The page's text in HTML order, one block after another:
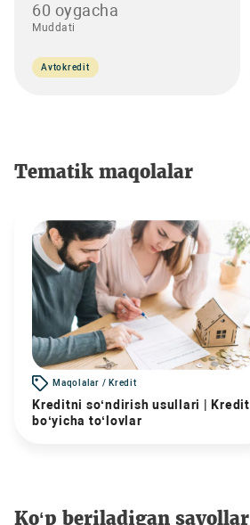
60 oygacha
Muddati
Avtokredit
Tematik maqolalar
Maqolalar / Kredit
Kreditni so‘ndirish usullari | Kredit
bo‘yicha to‘lovlar
Ko‘p beriladigan savollar